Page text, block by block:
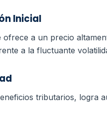
Inicial
ofrece a un precio
a la fluctuante
tributarios, logra